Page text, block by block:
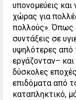
υπονομεύεις
χώρας για
πολλούς». Όπως
συντάξεις σε
υψηλότερες από
εργάζονταν–
δύσκολες εποχές
επιδόματα από
καταπληκτικό,